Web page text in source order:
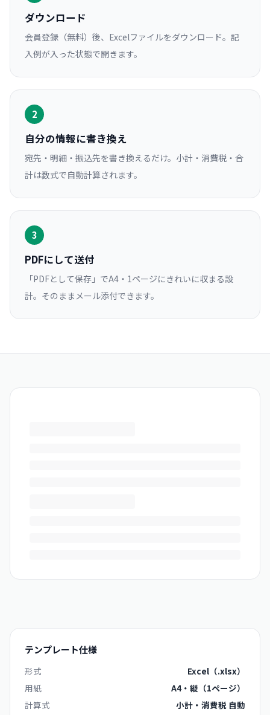
ダウンロード
会員登録（無料）後、Excelファイルをダウンロード。記
入例が入った状態で開きます。
2
自分の情報に書き換え
宛先・明細・振込先を書き換えるだけ。小計・消費税・合
計は数式で自動計算されます。
3
PDFにして送付
「PDFとして保存」でA4・1ページにきれいに収まる設
計。そのままメール添付できます。
テンプレート仕様
形式
Excel（.xlsx）
用紙
A4・縦（1ページ）
計算式
小計・消費税 自動